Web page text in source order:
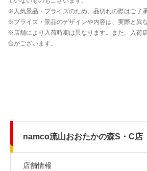
namco流山おおたかの森S・C店
店舗情報